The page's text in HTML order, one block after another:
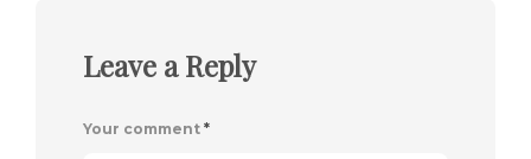
Leave a Reply
Your comment *